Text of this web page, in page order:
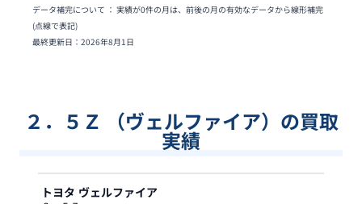
データ補完について ： 実績が0件の月は、前後の月の有効なデータから線形補完
(点線で表記)
最終更新日： 2026年8月1日
２．５Ｚ （ヴェルファイア）の買取
実績
トヨタ ヴェルファイア